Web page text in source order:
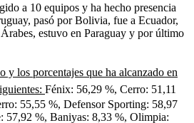
a 10 equipos y ha hecho presencia
pasó por Bolivia, fue a Ecuador,
estuvo en Paraguay y por último
y los porcentajes que ha alcanzado en
Fénix: 56,29 %, Cerro: 51,11
55,55 %, Defensor Sporting: 58,97
57,92 %, Baniyas: 8,33 %, Olimpia: